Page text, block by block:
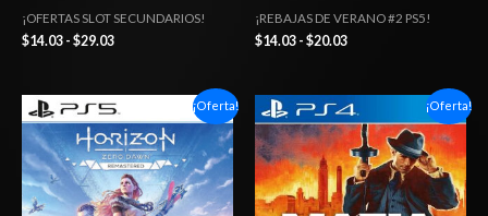
¡OFERTAS SLOT SECUNDARIOS!
$14.03 - $29.03
¡REBAJAS DE VERANO #2 PS5!
$14.03 - $20.03
¡Oferta!
Rango
de
precios:
desde
$5.00
hasta
$8.00
¡Oferta!
Rango
de
precios:
desde
$6.03
hasta
$10.03